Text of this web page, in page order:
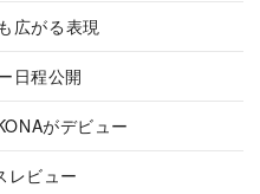
広がる表現
日程公開
がデビュー
レビュー